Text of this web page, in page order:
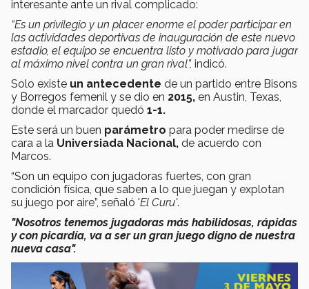
interesante ante un rival complicado:
“Es un privilegio y un placer enorme el poder participar en
las actividades deportivas de inauguración de este nuevo
estadio, el equipo se encuentra listo y motivado para jugar
al máximo nivel contra un gran rival”, indicó.
Solo existe un antecedente de un partido entre Bisons
y Borregos femenil y se dio en 2015, en Austin, Texas,
donde el marcador quedó 1-1.
Este será un buen parámetro para poder medirse de
cara a la Universiada Nacional, de acuerdo con
Marcos.
“Son un equipo con jugadoras fuertes, con gran
condición física, que saben a lo que juegan y explotan
su juego por aire”, señaló 'El Curu'.
"Nosotros tenemos jugadoras más habilidosas, rápidas
y con picardía, va a ser un gran juego digno de nuestra
nueva casa".